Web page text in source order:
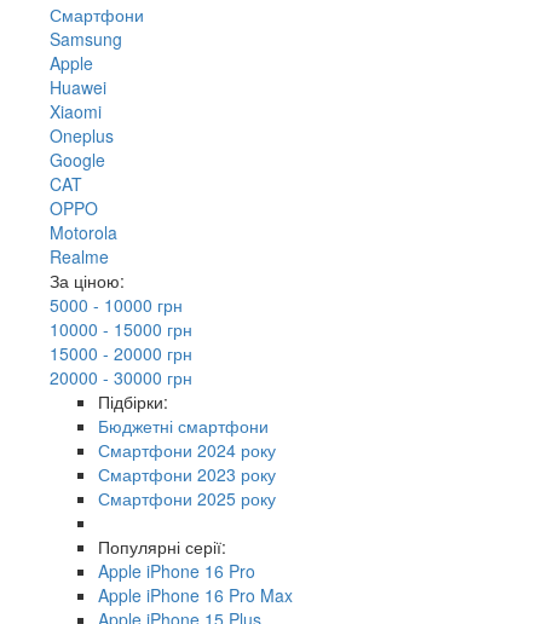
Смартфони
Samsung
Apple
Huawei
Xiaomi
Oneplus
Google
CAT
OPPO
Motorola
Realme
За ціною:
5000 - 10000 грн
10000 - 15000 грн
15000 - 20000 грн
20000 - 30000 грн
Підбірки:
Бюджетні смартфони
Смартфони 2024 року
Смартфони 2023 року
Смартфони 2025 року
Популярні серії:
Apple iPhone 16 Pro
Apple iPhone 16 Pro Max
Apple iPhone 15 Plus